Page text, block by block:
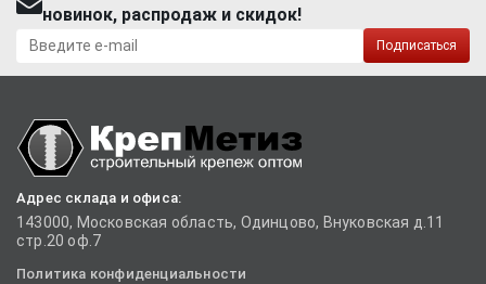
новинок, распродаж и скидок!
Подписаться
Адрес склада и офиса:
143000, Московская область, Одинцово, Внуковская д.11
стр.20 оф.7
Политика конфиденциальности